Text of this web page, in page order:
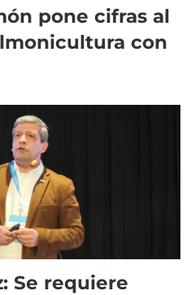
pone cifras al
con
Se requiere